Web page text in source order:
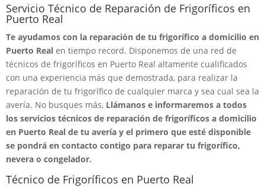
Servicio Técnico de Reparación de Frigoríficos en
Puerto Real
Te ayudamos con la reparación de tu frigorífico a domicilio en
Puerto Real en tiempo record. Disponemos de una red de
técnicos de frigoríficos en Puerto Real altamente cualificados
con una experiencia más que demostrada, para realizar la
reparación de tu frigorífico de cualquier marca y sea cual sea la
avería. No busques más, Llámanos e informaremos a todos
los servicios técnicos de reparación de frigoríficos a domicilio
en Puerto Real de tu avería y el primero que esté disponible
se pondrá en contacto contigo para reparar tu frigorífico,
nevera o congelador.
Técnico de Frigoríficos en Puerto Real